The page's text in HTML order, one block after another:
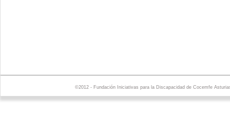
©2012 - Fundación Iniciativas para la Discapacidad de Cocemfe